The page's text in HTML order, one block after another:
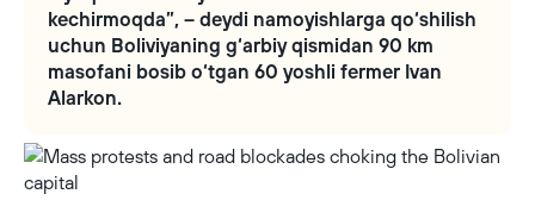
kechirmoqda”, – deydi namoyishlarga qo‘shilish
uchun Boliviyaning g‘arbiy qismidan 90 km
masofani bosib o‘tgan 60 yoshli fermer Ivan
Alarkon.